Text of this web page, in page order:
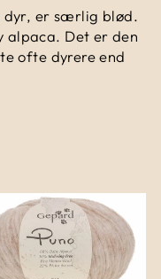
dyr, er særlig blød.
alpaca. Det er den
ofte dyrere end